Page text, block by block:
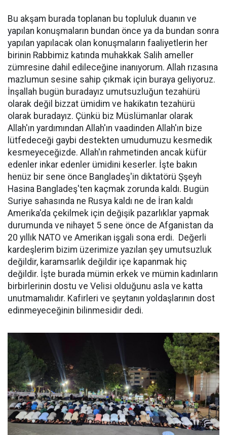
Bu akşam burada toplanan bu topluluk duanın ve
yapılan konuşmaların bundan önce ya da bundan sonra
yapılan yapılacak olan konuşmaların faaliyetlerin her
birinin Rabbimiz katında muhakkak Salih ameller
zümresine dahil edileceğine inanıyorum. Allah rızasına
mazlumun sesine sahip çıkmak için buraya geliyoruz.
İnşallah bugün buradayız umutsuzluğun tezahürü
olarak değil bizzat ümidim ve hakikatın tezahürü
olarak buradayız. Çünkü biz Müslümanlar olarak
Allah'ın yardımından Allah'ın vaadinden Allah'ın bize
lütfedeceği gaybi destekten umudumuzu kesmedik
kesmeyeceğizde. Allah'ın rahmetinden ancak küfür
edenler inkar edenler ümidini keserler. İşte bakın
henüz bir sene önce Bangladeş'in diktatörü Şşeyh
Hasina Bangladeş'ten kaçmak zorunda kaldı. Bugün
Suriye sahasında ne Rusya kaldı ne de İran kaldı
Amerika'da çekilmek için değişik pazarlıklar yapmak
durumunda ve nihayet 5 sene önce de Afganistan da
20 yıllık NATO ve Amerikan işgali sona erdi. Değerli
kardeşlerim bizim üzerimize yazılan şey umutsuzluk
değildir, karamsarlık değildir içe kapanmak hiç
değildir. İşte burada mümin erkek ve mümin kadınların
birbirlerinin dostu ve Velisi olduğunu asla ve katta
unutmamalıdır. Kafirleri ve şeytanın yoldaşlarının dost
edinmeyeceğinin bilinmesidir dedi.